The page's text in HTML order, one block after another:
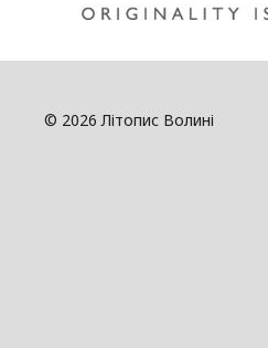
© 2026 Літопис Волині